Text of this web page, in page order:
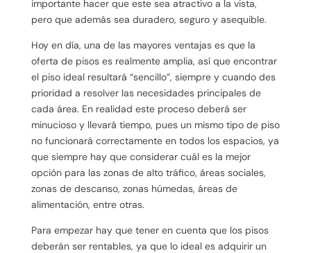
importante hacer que este sea atractivo a la vista,
pero que además sea duradero, seguro y asequible.
Hoy en día, una de las mayores ventajas es que la
oferta de pisos es realmente amplia, así que encontrar
el piso ideal resultará “sencillo”, siempre y cuando des
prioridad a resolver las necesidades principales de
cada área. En realidad este proceso deberá ser
minucioso y llevará tiempo, pues un mismo tipo de piso
no funcionará correctamente en todos los espacios, ya
que siempre hay que considerar cuál es la mejor
opción para las zonas de alto tráfico, áreas sociales,
zonas de descanso, zonas húmedas, áreas de
alimentación, entre otras.
Para empezar hay que tener en cuenta que los pisos
deberán ser rentables, ya que lo ideal es adquirir un